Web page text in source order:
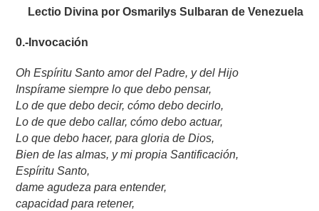
Lectio Divina por Osmarilys Sulbaran de Venezuela
0.-Invocación
Oh Espíritu Santo amor del Padre, y del Hijo
Inspírame siempre lo que debo pensar,
Lo de que debo decir, cómo debo decirlo,
Lo de que debo callar, cómo debo actuar,
Lo que debo hacer, para gloria de Dios,
Bien de las almas, y mi propia Santificación,
Espíritu Santo,
dame agudeza para entender,
capacidad para retener,